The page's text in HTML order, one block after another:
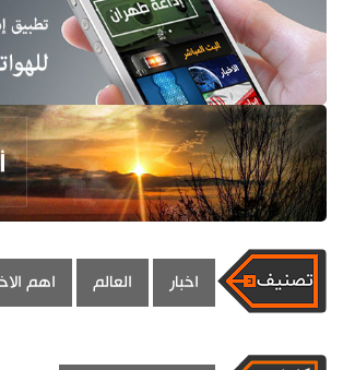
اخبار العالم اهم